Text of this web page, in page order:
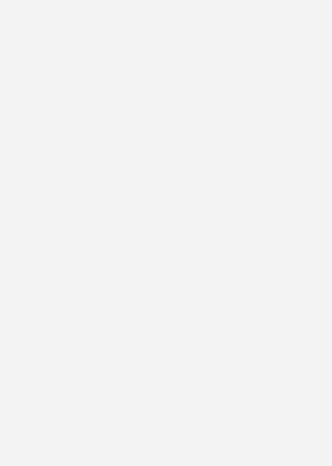
Future Award 2025 von 3E